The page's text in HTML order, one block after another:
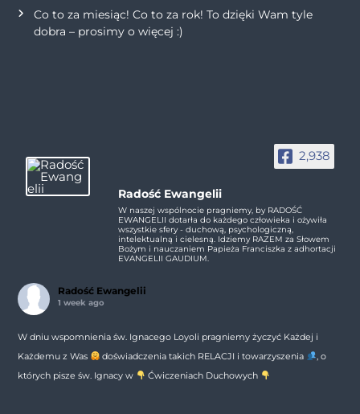
Co to za miesiąc! Co to za rok! To dzięki Wam tyle
dobra – prosimy o więcej :)
2,938
Radość Ewangelii
W naszej wspólnocie pragniemy, by RADOŚĆ
EWANGELII dotarła do każdego człowieka i ożywiła
wszystkie sfery - duchową, psychologiczną,
intelektualną i cielesną. Idziemy RAZEM za Słowem
Bożym i nauczaniem Papieża Franciszka z adhortacji
EVANGELII GAUDIUM.
Radość Ewangelii
1 week ago
W dniu wspomnienia św. Ignacego Loyoli pragniemy życzyć Każdej i
Każdemu z Was
doświadczenia takich RELACJI i towarzyszenia
, o
których pisze św. Ignacy w
Ćwiczeniach Duchowych